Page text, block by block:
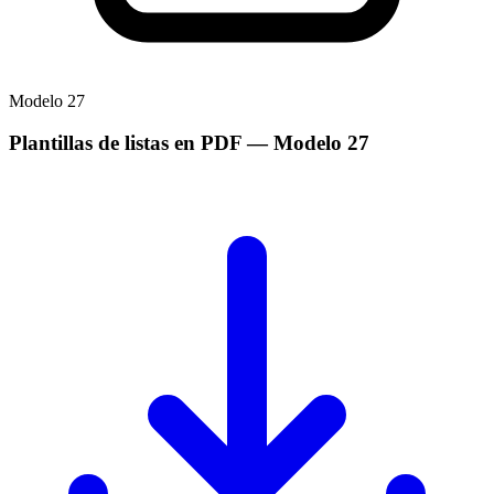
Modelo 27
Plantillas de listas en PDF— Modelo 27